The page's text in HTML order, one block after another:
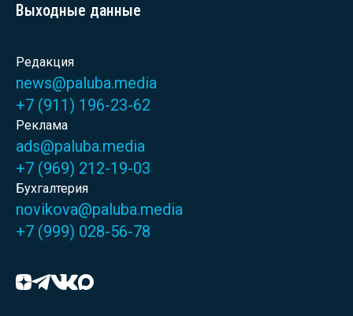
Выходные данные
Редакция
news@paluba.media
+7 (911) 196-23-62
Реклама
ads@paluba.media
+7 (969) 212-19-03
Бухгалтерия
novikova@paluba.media
+7 (999) 028-56-78